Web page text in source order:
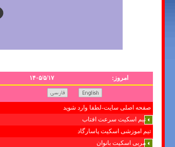
امروز: ۱۴۰۵/۵/۱۷
صفحه اصلی سایت-لطفا وارد شوید
تیم اسکیت سرعت افتاب
تیم اموزشی اسکیت پاسارگاد
مربی اسکیت بانوان